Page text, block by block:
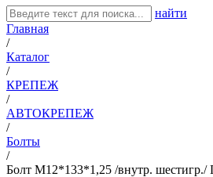
найти
Главная
/
Каталог
/
КРЕПЕЖ
/
АВТОКРЕПЕЖ
/
Болты
/
Болт М12*133*1,25 /внутр. шестигр./